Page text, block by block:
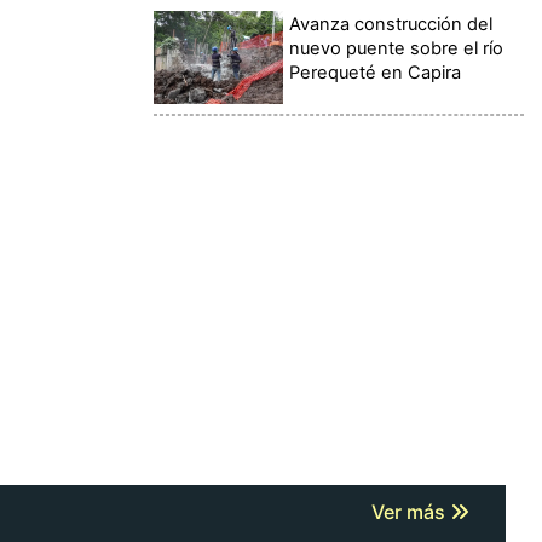
Avanza construcción del
nuevo puente sobre el río
Perequeté en Capira
Ver más